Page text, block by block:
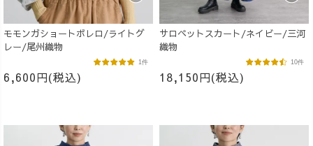
モモンガショートボレロ/ライトグ
レー/尾州織物
6,600円(税込)
1件
サロペットスカート/ネイビー/三河
織物
18,150円(税込)
10件